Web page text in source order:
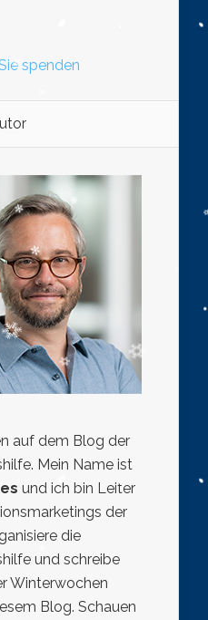
spenden
auf dem Blog der
Mein Name ist
und ich bin Leiter
der
die
und schreibe
Winterwochen
Blog. Schauen